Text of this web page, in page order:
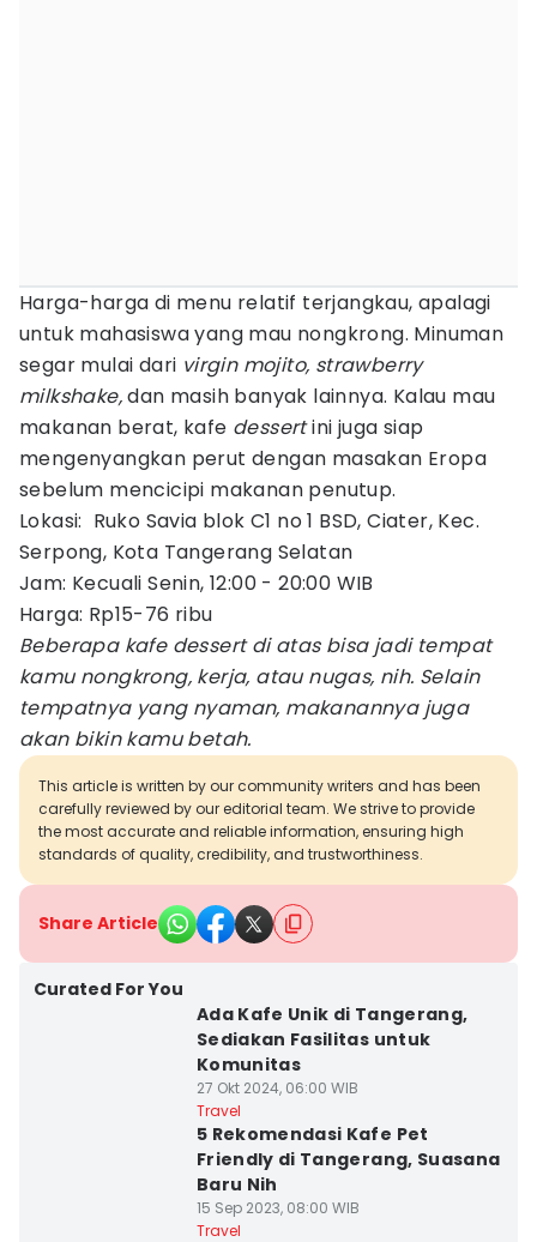
Harga-harga di menu relatif terjangkau, apalagi
untuk mahasiswa yang mau nongkrong. Minuman
segar mulai dari virgin mojito, strawberry
milkshake,dan masih banyak lainnya. Kalau mau
makanan berat, kafe dessertini juga siap
mengenyangkan perut dengan masakan Eropa
sebelum mencicipi makanan penutup.
Lokasi: Ruko Savia blok C1 no 1 BSD, Ciater, Kec.
Serpong, Kota Tangerang Selatan
Jam: Kecuali Senin, 12:00 - 20:00 WIB
Harga: Rp15-76 ribu
Beberapa kafe dessert di atas bisa jadi tempat
kamu nongkrong, kerja, atau nugas, nih. Selain
tempatnya yang nyaman, makanannya juga
akan bikin kamu betah.
This article is written by our community writers and has been
carefully reviewed by our editorial team. We strive to provide
the most accurate and reliable information, ensuring high
standards of quality, credibility, and trustworthiness.
Share Article
Curated For You
Ada Kafe Unik di Tangerang,
Sediakan Fasilitas untuk
Komunitas
27 Okt 2024, 06:00 WIB
Travel
5 Rekomendasi Kafe Pet
Friendly di Tangerang, Suasana
Baru Nih
15 Sep 2023, 08:00 WIB
Travel